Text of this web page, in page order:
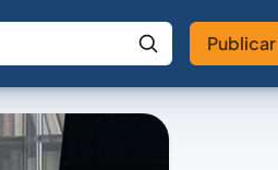
Buscar no Jus
Publicar